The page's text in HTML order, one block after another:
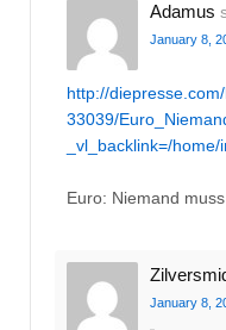
Adamus
January 8,
http://
33039/
_vl_backlink=/
Euro: Niemand
January 8,